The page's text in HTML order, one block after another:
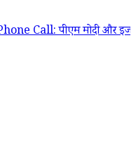
और इजरायल के